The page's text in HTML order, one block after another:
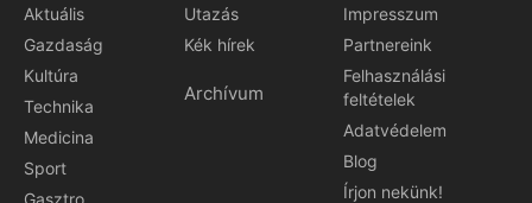
Aktuális
Gazdaság
Kultúra
Technika
Medicina
Sport
Utazás
Kék hírek
Archívum
Impresszum
Partnereink
Felhasználási
feltételek
Adatvédelem
Blog
Írjon nekünk!